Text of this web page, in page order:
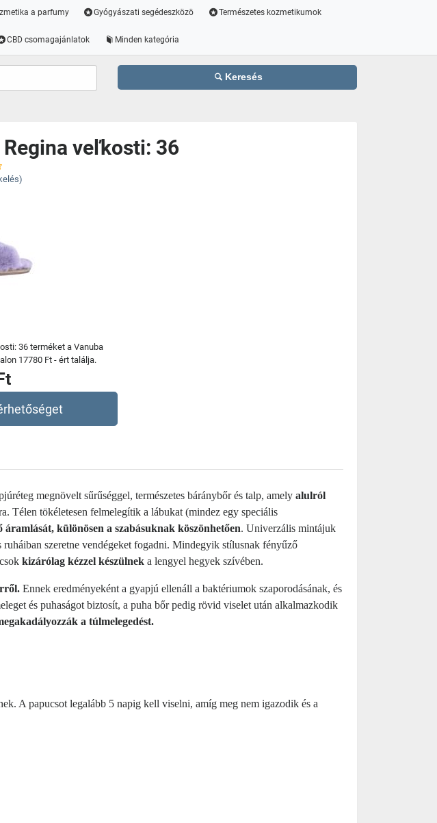
a parfumy Gyógyászati segédeszközö Természetes kozmetikumok
CBD csomagajánlatok Minden kategória
Keresés
veľkosti: 36
36 terméket a Vanuba
17780 Ft - ért találja.
megnövelt sűrűséggel, természetes báránybőr és talp, amely alulról
Télen tökéletesen felmelegítik a lábukat (mindez egy speciális
áramlását, különösen a szabásuknak köszönhetően. Univerzális mintájuk
szeretne vendégeket fogadni. Mindegyik stílusnak fényűző
kizárólag kézzel készülnek a lengyel hegyek szívében.
Ennek eredményeként a gyapjú ellenáll a baktériumok szaporodásának, és
és puhaságot biztosít, a puha bőr pedig rövid viselet után alkalmazkodik
a túlmelegedést.
A papucsot legalább 5 napig kell viselni, amíg meg nem igazodik és a